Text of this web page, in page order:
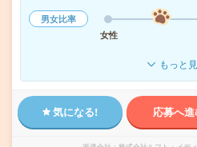
男女比率
女性
もっと
気になる! 応募へ